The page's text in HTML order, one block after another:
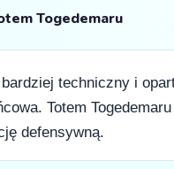
Togedemaru
techniczny i
Totem
defensywną.